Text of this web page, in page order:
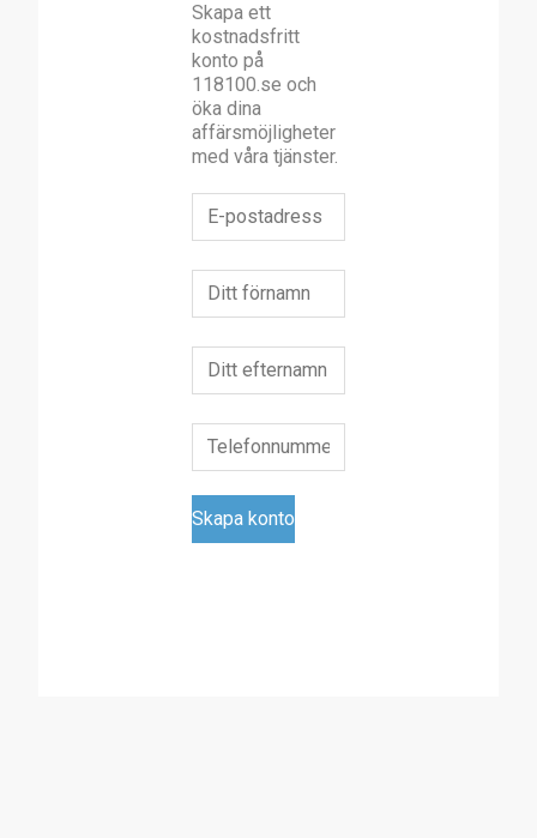
Skapa ett
kostnadsfritt
konto på
118100.se och
öka dina
affärsmöjligheter
med våra tjänster.